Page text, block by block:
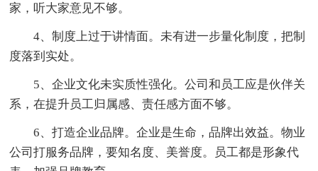
家，听大家意见不够。
4、制度上过于讲情面。未有进一步量化制度，把制
度落到实处。
5、企业文化未实质性强化。公司和员工应是伙伴关
系，在提升员工归属感、责任感方面不够。
6、打造企业品牌。企业是生命，品牌出效益。物业
公司打服务品牌，要知名度、美誉度。员工都是形象代